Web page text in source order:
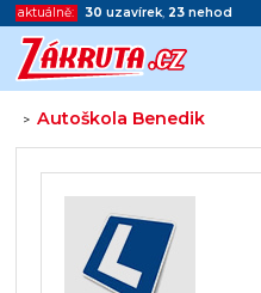
aktuálně: 30 uzavírek, 23 nehod
>Autoškola Benedik
Začátek reklamy
Konec reklamy